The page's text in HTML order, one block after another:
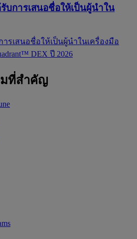
รับการเสนอชื่อให้เป็นผู้นำใน
ารเสนอชื่อให้เป็นผู้นำในเครื่องมือ
DEX ปี 2026
มที่สำคัญ